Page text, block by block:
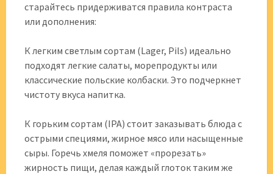
старайтесь придерживатся правила контраста
или дополнения:
К легким светлым сортам (Lager, Pils) идеально
подходят легкие салаты, морепродукты или
классические польские колбаски. Это подчеркнет
чистоту вкуса напитка.
К горьким сортам (IPA) стоит заказывать блюда с
острыми специями, жирное мясо или насыщенные
сыры. Горечь хмеля поможет «прорезать»
жирность пищи, делая каждый глоток таким же